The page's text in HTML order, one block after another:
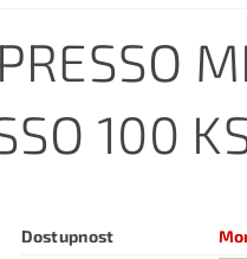
100
Dostupnost